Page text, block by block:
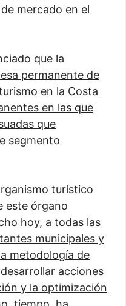
mercado en el
que la
permanente de
en la Costa
en las que
que
segmento
turístico
este órgano
hoy, a todas las
municipales y
metodología de
acciones
y la optimización